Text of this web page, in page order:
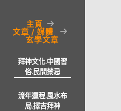
主頁
文章 / 媒體
玄學文章
拜神文化.中國習
俗.民間禁忌
流年運程.風水布
局.擇吉拜神